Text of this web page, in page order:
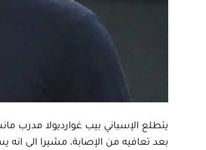
يتطلع الإسباني بيب غوارديولا مدرب
بعد تعافيه من الإصابة، مشيرا الى